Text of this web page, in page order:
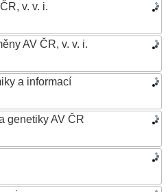
v. v. i.
AV ČR, v. v. i.
a informací
genetiky AV ČR